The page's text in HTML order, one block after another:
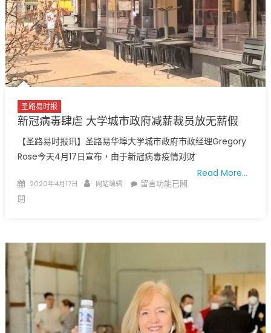
延
长〉
中
布
十
六
个
新
病
测
站
地
电
圣路易时报
新冠病毒肆虐 大学城市政府减薪裁员放无薪假
【圣路易时报讯】圣路易华埠大学城市政府市政经理Gregory
Rose今天4月17日宣布，由于新冠病毒疫情对财
Read More…
Posted
2020年4月17日 Author
网站编辑
在
虐
大
学
城
市
留言功能已關
閉